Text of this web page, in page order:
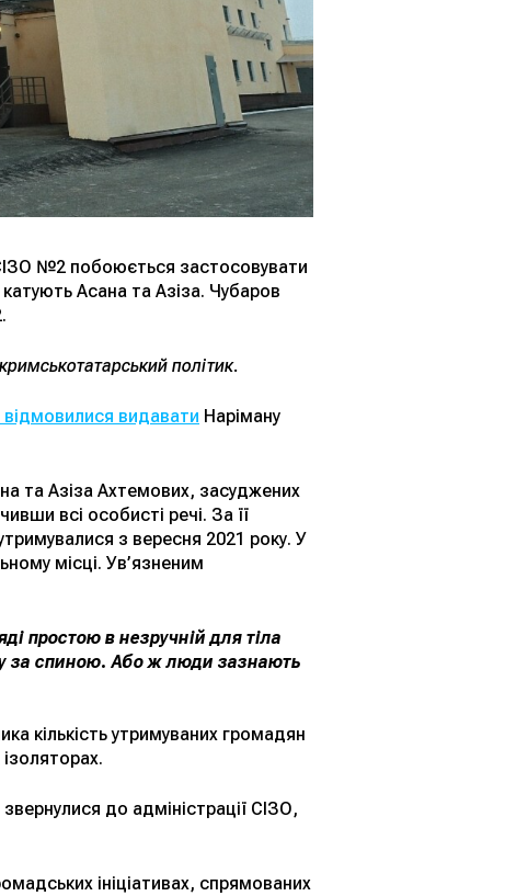
№2 побоюється застосовувати
Асана та Азіза. Чубаров
політик.
відмовилися видавати Наріману
та Азіза Ахтемових, засуджених
всі особисті речі. За її
з вересня 2021 року. У
місці. Ув’язненим
простою в незручній для тіла
за спиною. Або ж люди зазнають
кількість утримуваних громадян
до адміністрації СІЗО,
ініціативах, спрямованих